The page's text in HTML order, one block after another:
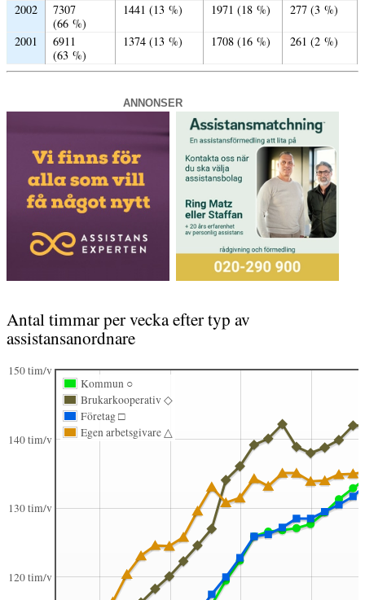
2002
7307
(66 %)
1441 (13 %) 1971 (18 %) 277 (3 %)
2001
6911
(63 %)
1374 (13 %) 1708 (16 %) 261 (2 %)
ANNONSER
Antal timmar per vecka efter typ av
assistansanordnare
120 tim/v
130 tim/v
140 tim/v
150 tim/v
Kommun ○
Brukarkooperativ ◇
Företag □
Egen arbetsgivare △